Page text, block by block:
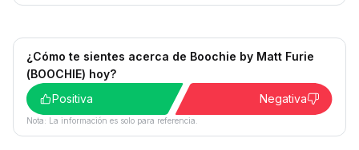
¿Cómo te sientes acerca de Boochie by Matt Furie
(BOOCHIE) hoy?
Positiva
Negativa
Nota: La información es solo para referencia.